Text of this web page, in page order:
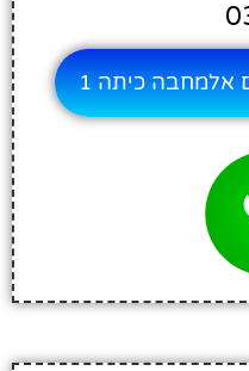
אלמחבה כיתה 1